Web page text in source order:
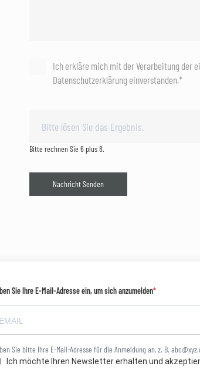
Ich erkläre mich mit der Verarbeitung der
Datenschutzerklärung einverstanden.*
Bitte rechnen Sie 6 plus 8.
Nachricht Senden
Sie Ihre E-Mail-Adresse ein, um sich anzumelden
Sie bitte Ihre E-Mail-Adresse für die Anmeldung an, z. B.
Ich möchte Ihren Newsletter erhalten und